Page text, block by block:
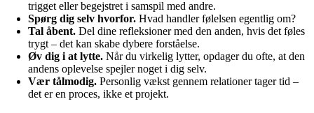
trigget eller begejstret i samspil med andre.
Spørg dig selv hvorfor. Hvad handler følelsen egentlig om?
Tal åbent. Del dine refleksioner med den anden, hvis det føles
trygt – det kan skabe dybere forståelse.
Øv dig i at lytte. Når du virkelig lytter, opdager du ofte, at den
andens oplevelse spejler noget i dig selv.
Vær tålmodig. Personlig vækst gennem relationer tager tid –
det er en proces, ikke et projekt.